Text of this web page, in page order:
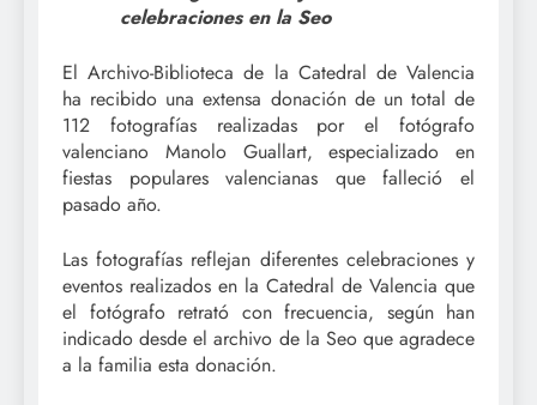
celebraciones en la Seo
El Archivo-Biblioteca de la Catedral de Valencia
ha recibido una extensa donación de un total de
112 fotografías realizadas por el fotógrafo
valenciano Manolo Guallart, especializado en
fiestas populares valencianas que falleció el
pasado año.
Las fotografías reflejan diferentes celebraciones y
eventos realizados en la Catedral de Valencia que
el fotógrafo retrató con frecuencia, según han
indicado desde el archivo de la Seo que agradece
a la familia esta donación.